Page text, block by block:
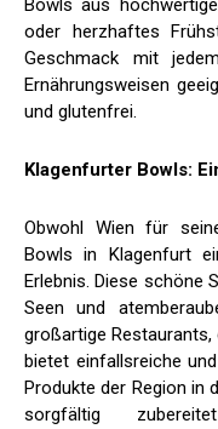
Bowls aus
oder herzhaftes
Geschmack mit
Ernährungsweisen
und glutenfrei.
Klagenfurter Bowls:
Obwohl Wien für
Bowls in Klagenfurt
Erlebnis. Diese schöne
Seen und
großartige
bietet einfallsreiche
Produkte der Region in
sorgfältig